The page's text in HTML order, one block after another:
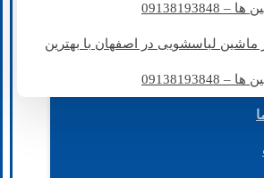
09138193848
ماشین لباسشویی در اصفهان با بهترین
09138193848